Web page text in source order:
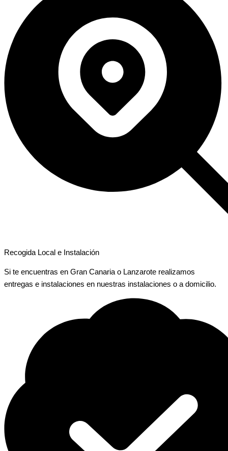
Recogida Local e Instalación
Si te encuentras en Gran Canaria o Lanzarote realizamos
entregas e instalaciones en nuestras instalaciones o a domicilio.